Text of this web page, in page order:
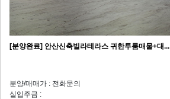
[분양완료] 안산신축빌라테라스 귀한투룸매물+대...
분양/매매가 : 전화문의
실입주금 :